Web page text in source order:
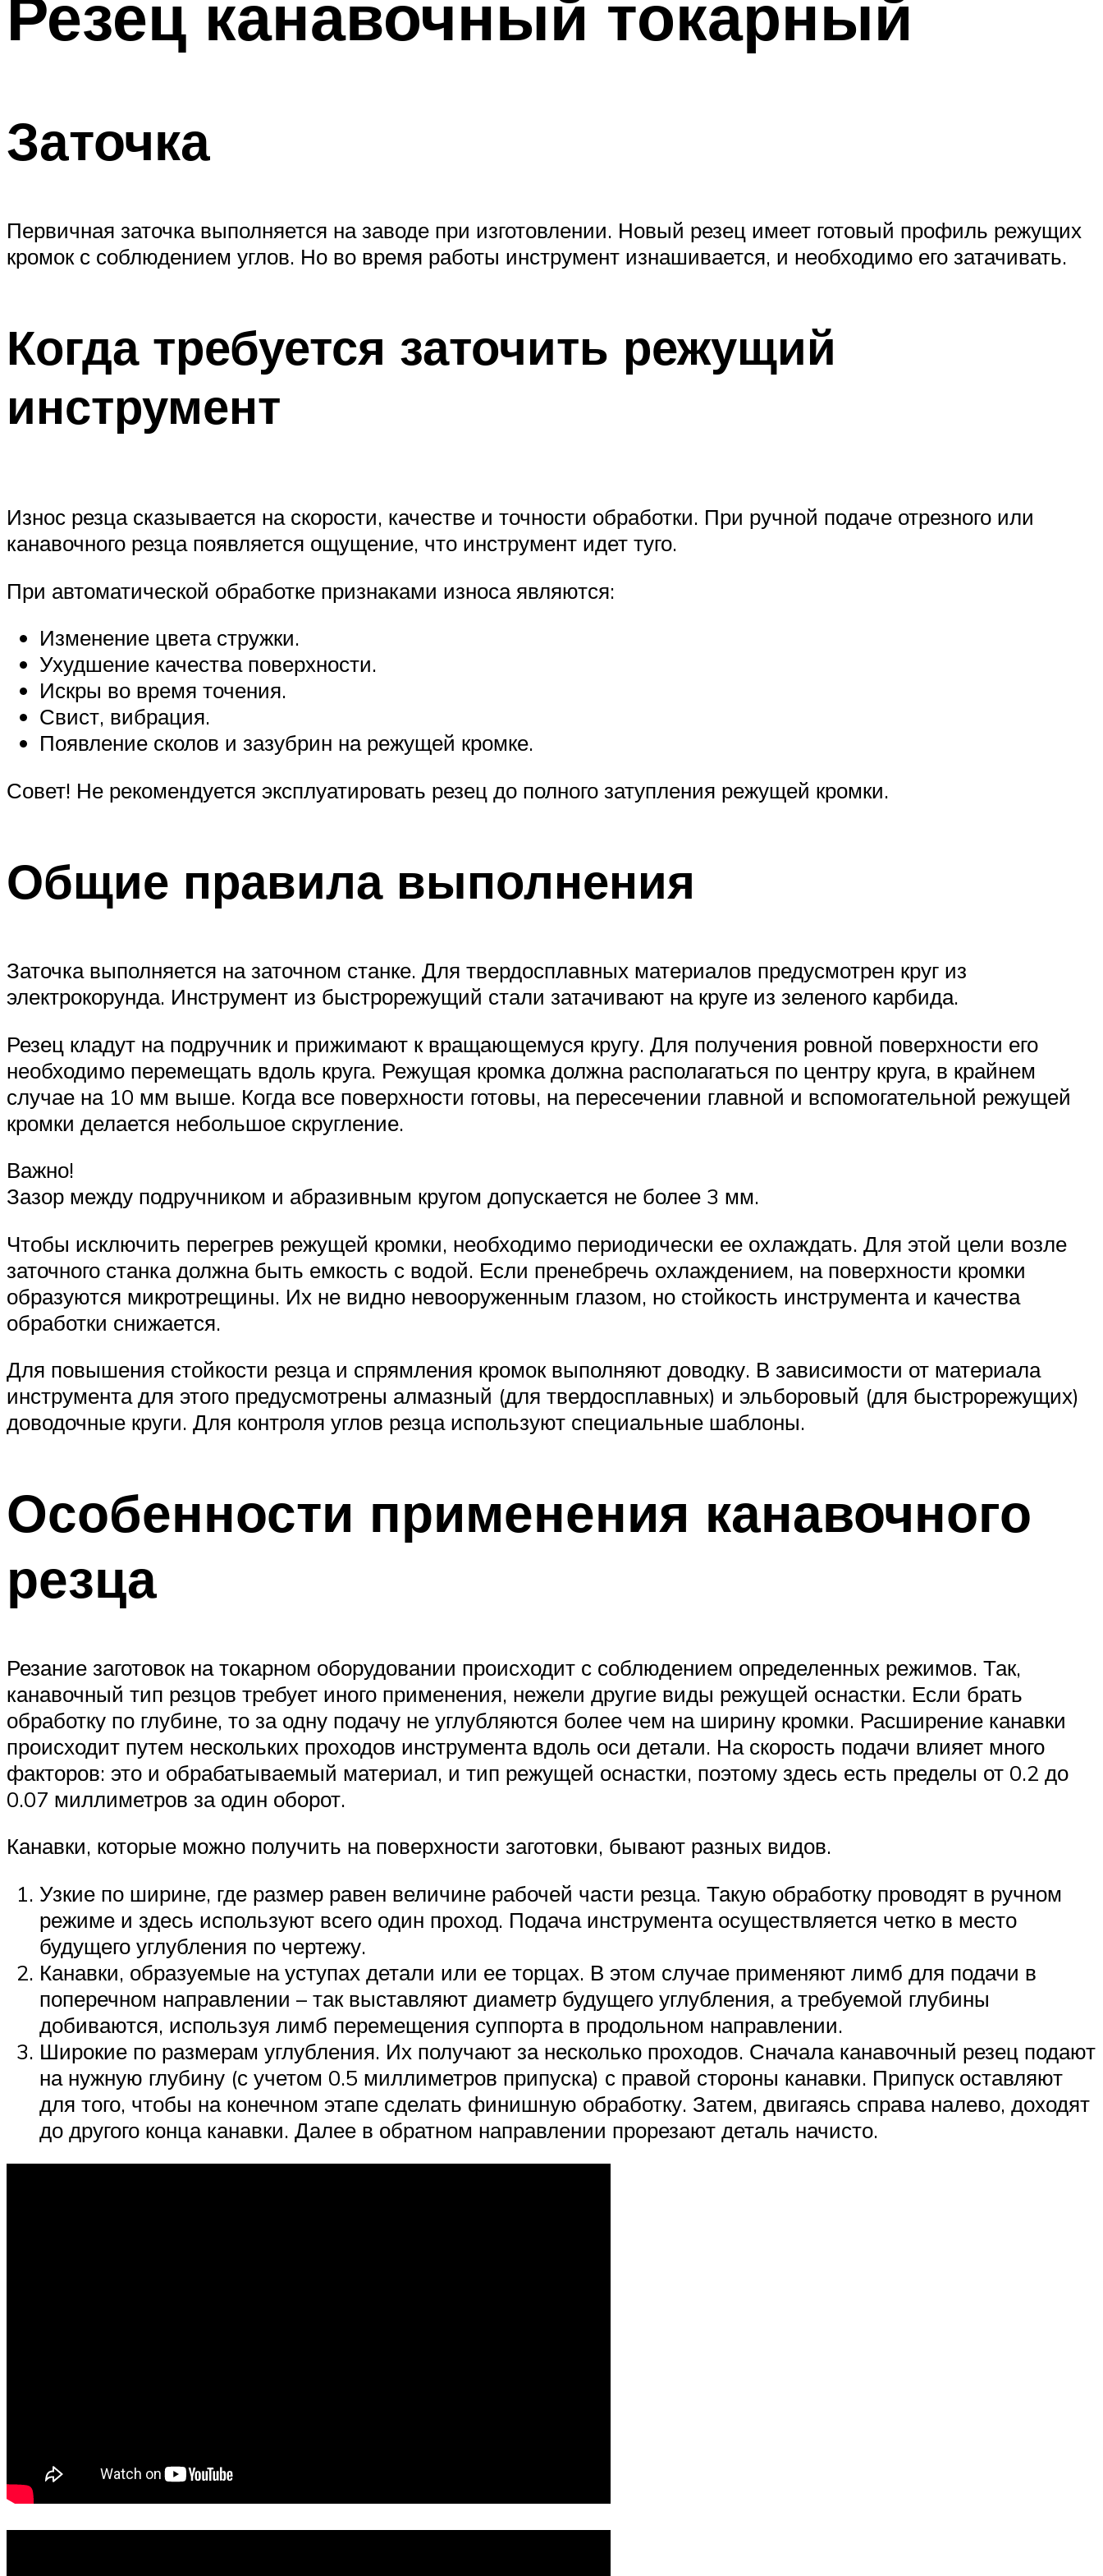
Резец канавочный токарный
Заточка
Первичная заточка выполняется на заводе при изготовлении. Новый резец имеет готовый профиль режущих
кромок с соблюдением углов. Но во время работы инструмент изнашивается, и необходимо его затачивать.
Когда требуется заточить режущий
инструмент
Износ резца сказывается на скорости, качестве и точности обработки. При ручной подаче отрезного или
канавочного резца появляется ощущение, что инструмент идет туго.
При автоматической обработке признаками износа являются:
Изменение цвета стружки.
Ухудшение качества поверхности.
Искры во время точения.
Свист, вибрация.
Появление сколов и зазубрин на режущей кромке.
Совет! Не рекомендуется эксплуатировать резец до полного затупления режущей кромки.
Общие правила выполнения
Заточка выполняется на заточном станке. Для твердосплавных материалов предусмотрен круг из
электрокорунда. Инструмент из быстрорежущий стали затачивают на круге из зеленого карбида.
Резец кладут на подручник и прижимают к вращающемуся кругу. Для получения ровной поверхности его
необходимо перемещать вдоль круга. Режущая кромка должна располагаться по центру круга, в крайнем
случае на 10 мм выше. Когда все поверхности готовы, на пересечении главной и вспомогательной режущей
кромки делается небольшое скругление.
Важно!
Зазор между подручником и абразивным кругом допускается не более 3 мм.
Чтобы исключить перегрев режущей кромки, необходимо периодически ее охлаждать. Для этой цели возле
заточного станка должна быть емкость с водой. Если пренебречь охлаждением, на поверхности кромки
образуются микротрещины. Их не видно невооруженным глазом, но стойкость инструмента и качества
обработки снижается.
Для повышения стойкости резца и спрямления кромок выполняют доводку. В зависимости от материала
инструмента для этого предусмотрены алмазный (для твердосплавных) и эльборовый (для быстрорежущих)
доводочные круги. Для контроля углов резца используют специальные шаблоны.
Особенности применения канавочного
резца
Резание заготовок на токарном оборудовании происходит с соблюдением определенных режимов. Так,
канавочный тип резцов требует иного применения, нежели другие виды режущей оснастки. Если брать
обработку по глубине, то за одну подачу не углубляются более чем на ширину кромки. Расширение канавки
происходит путем нескольких проходов инструмента вдоль оси детали. На скорость подачи влияет много
факторов: это и обрабатываемый материал, и тип режущей оснастки, поэтому здесь есть пределы от 0.2 до
0.07 миллиметров за один оборот.
Канавки, которые можно получить на поверхности заготовки, бывают разных видов.
Узкие по ширине, где размер равен величине рабочей части резца. Такую обработку проводят в ручном
режиме и здесь используют всего один проход. Подача инструмента осуществляется четко в место
будущего углубления по чертежу.
Канавки, образуемые на уступах детали или ее торцах. В этом случае применяют лимб для подачи в
поперечном направлении – так выставляют диаметр будущего углубления, а требуемой глубины
добиваются, используя лимб перемещения суппорта в продольном направлении.
Широкие по размерам углубления. Их получают за несколько проходов. Сначала канавочный резец подают
на нужную глубину (с учетом 0.5 миллиметров припуска) с правой стороны канавки. Припуск оставляют
для того, чтобы на конечном этапе сделать финишную обработку. Затем, двигаясь справа налево, доходят
до другого конца канавки. Далее в обратном направлении прорезают деталь начисто.